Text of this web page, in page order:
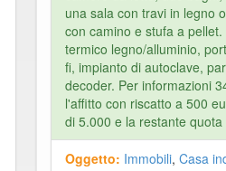
una sala con travi in legno
con camino e stufa a
termico legno/alluminio,
fi, impianto di autoclave,
decoder. Per informazioni
l'affitto con riscatto a 500
di 5.000 e la restante
Oggetto: Immobili, Casa